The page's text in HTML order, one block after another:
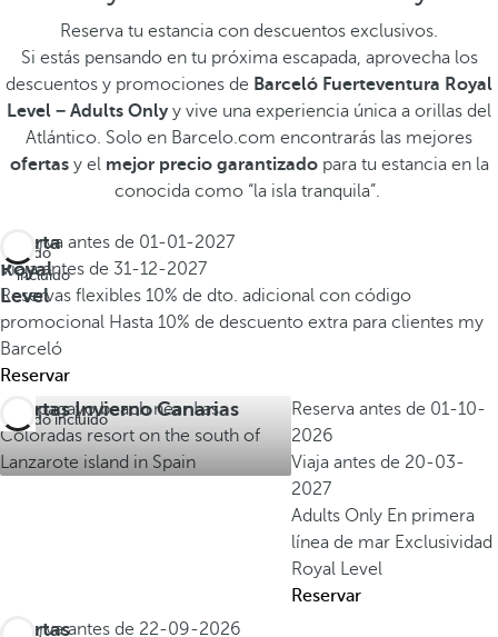
Reserva tu estancia con descuentos exclusivos.
Si estás pensando en tu próxima escapada, aprovecha los
descuentos y promociones de Barceló Fuerteventura Royal
Level − Adults Onlyy vive una experiencia única a orillas del
Atlántico. Solo en Barcelo.com encontrarás las mejores
ofertas y elmejor precio garantizadopara tu estancia en la
conocida como “la isla tranquila”.
Oferta
Royal
Level
Todo
incluido
Reserva antes de 01-01-2027
Viaja antes de 31-12-2027
Reservas flexibles 10% de dto. adicional con código
promocional Hasta 10% de descuento extra para clientes my
Barceló
Reservar
Ofertas Invierno Canarias
Todo incluido
Reserva antes de 01-10-
2026
Viaja antes de 20-03-
2027
Adults Only En primera
línea de mar Exclusividad
Royal Level
Reservar
Ofertas
Reserva antes de 22-09-2026